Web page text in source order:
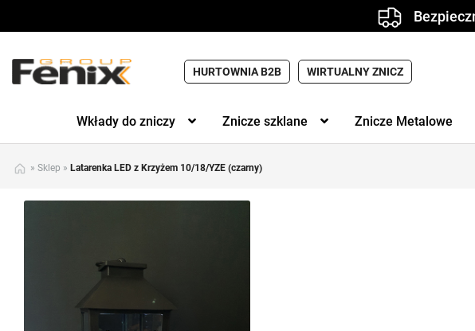
HURTOWNIA B2B WIRTUALNY ZNICZ
Wkłady do zniczy Znicze szklane Znicze Metalowe
» Sklep » Latarenka LED z Krzyżem 10/18/YZE (czarny)